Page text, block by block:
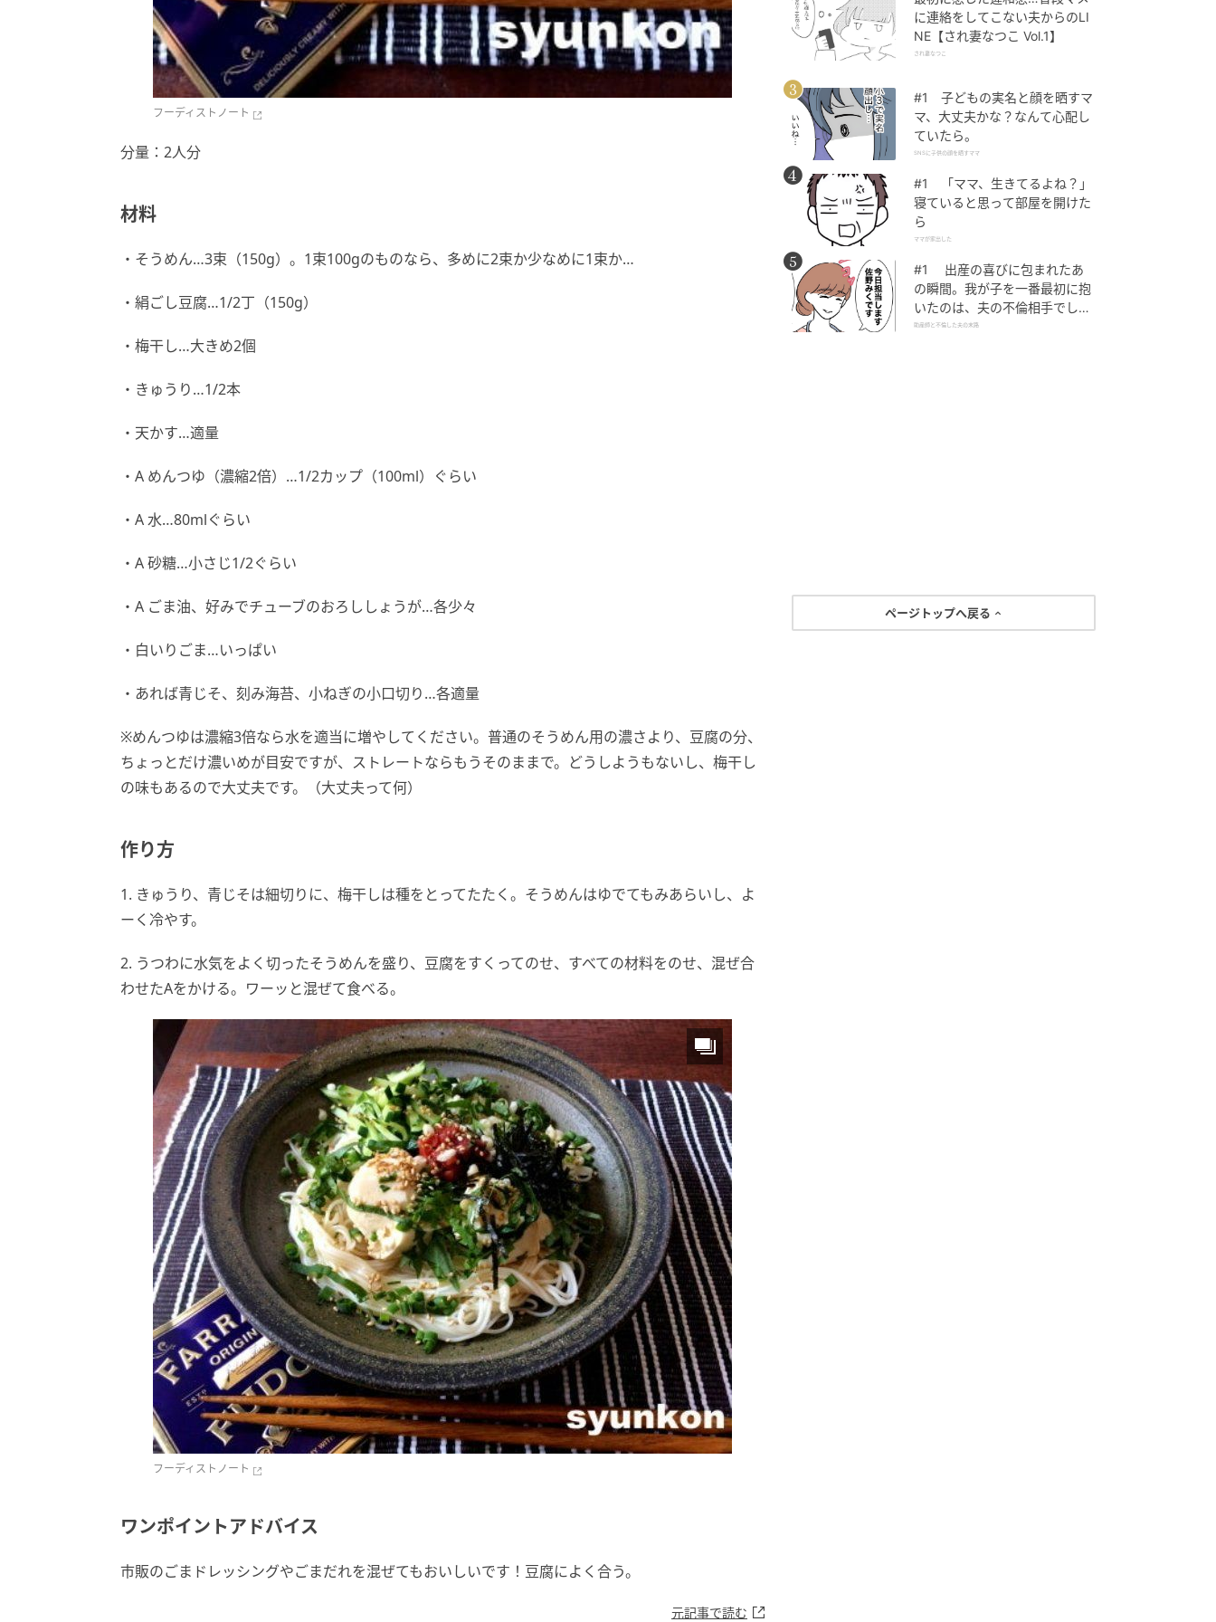
フーディストノート
分量：2人分
材料
・そうめん…3束（150g）。1束100gのものなら、多めに2束か少なめに1束か…
・絹ごし豆腐…1/2丁（150g）
・梅干し…大きめ2個
・きゅうり…1/2本
・天かす…適量
・A めんつゆ（濃縮2倍）…1/2カップ（100ml）ぐらい
・A 水…80mlぐらい
・A 砂糖…小さじ1/2ぐらい
・A ごま油、好みでチューブのおろししょうが…各少々
・白いりごま…いっぱい
・あれば青じそ、刻み海苔、小ねぎの小口切り…各適量
※めんつゆは濃縮3倍なら水を適当に増やしてください。普通のそうめん用の濃さより、豆腐の分、
ちょっとだけ濃いめが目安ですが、ストレートならもうそのままで。どうしようもないし、梅干し
の味もあるので大丈夫です。（大丈夫って何）
作り方
1. きゅうり、青じそは細切りに、梅干しは種をとってたたく。そうめんはゆでてもみあらいし、よ
ーく冷やす。
2. うつわに水気をよく切ったそうめんを盛り、豆腐をすくってのせ、すべての材料をのせ、混ぜ合
わせたAをかける。ワーッと混ぜて食べる。
フーディストノート
ワンポイントアドバイス
市販のごまドレッシングやごまだれを混ぜてもおいしいです！豆腐によく合う。
元記事で読む
に連絡をしてこない夫からのLI
NE【され妻なつこ Vol.1】
され妻なつこ
#1 子どもの実名と顔を晒すマ
マ、大丈夫かな？なんて心配し
ていたら。
SNSに子供の顔を晒すママ
#1 「ママ、生きてるよね？」
寝ていると思って部屋を開けた
ら
ママが家出した
#1 出産の喜びに包まれたあ
の瞬間。我が子を一番最初に抱
いたのは、夫の不倫相手でし
た。
助産師と不倫した夫の末路
ページトップへ戻る